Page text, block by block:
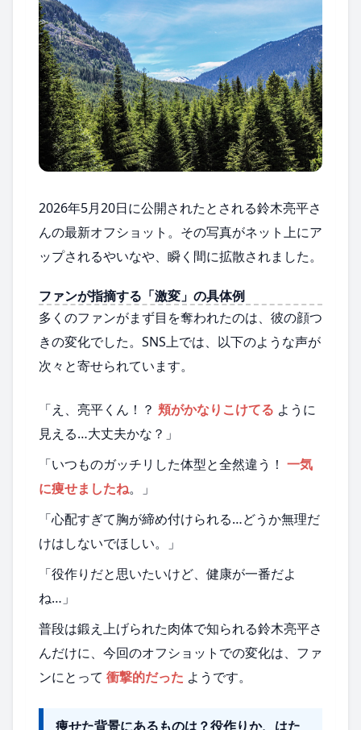
2026年5月20日に公開されたとされる鈴木亮平さ
んの最新オフショット。その写真がネット上にア
ップされるやいなや、瞬く間に拡散されました。
ファンが指摘する「激変」の具体例
多くのファンがまず目を奪われたのは、彼の顔つ
きの変化でした。SNS上では、以下のような声が
次々と寄せられています。
「え、亮平くん！？ 頬がかなりこけてる ように
見える…大丈夫かな？」
「いつものガッチリした体型と全然違う！ 一気
に痩せましたね。」
「心配すぎて胸が締め付けられる…どうか無理だ
けはしないでほしい。」
「役作りだと思いたいけど、健康が一番だよ
ね…」
普段は鍛え上げられた肉体で知られる鈴木亮平さ
んだけに、今回のオフショットでの変化は、ファ
ンにとって 衝撃的だった ようです。
痩せた背景にあるものは？役作りか、はた